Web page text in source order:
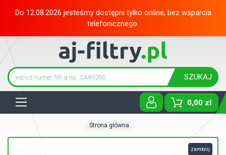
Do 12.08.2026 jesteśmy dostępni tylko online, bez wsparcia
telefonicznego.
SZUKAJ
0,00 zł
Strona główna
zamknij